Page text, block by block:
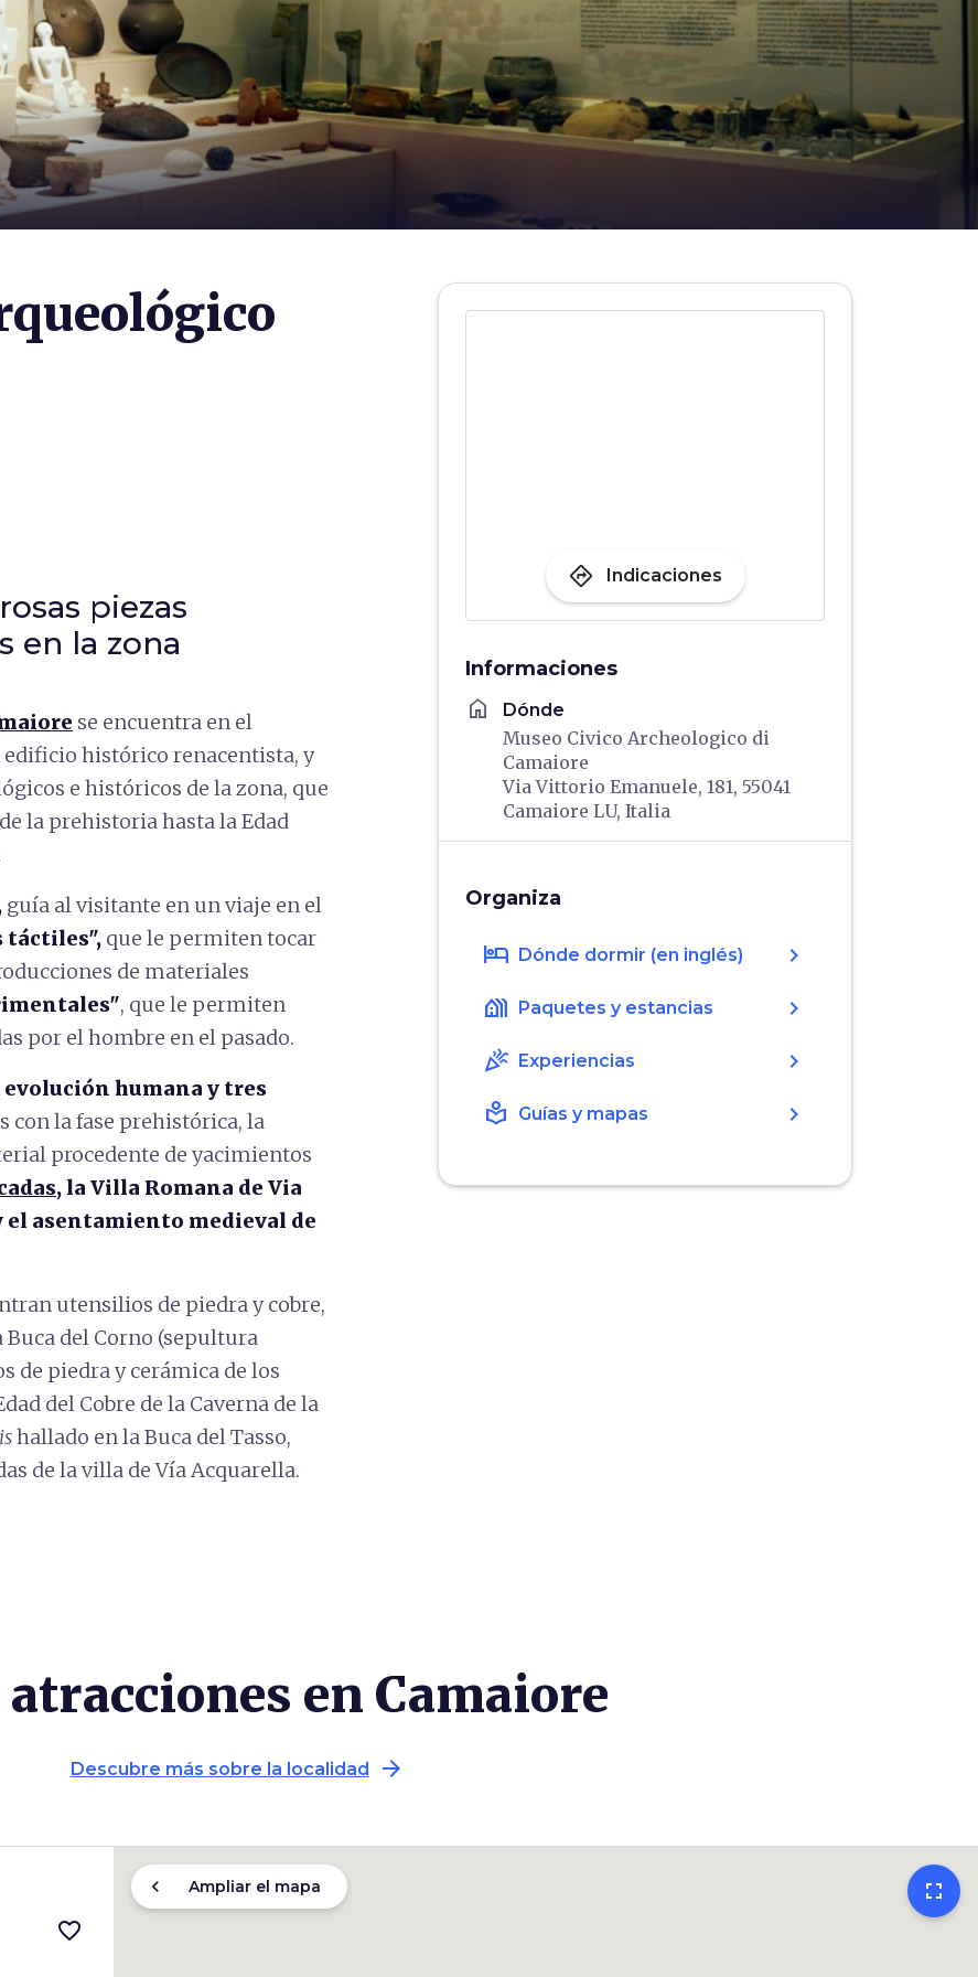
piezas
en la zona
se encuentra en el
edificio histórico renacentista, y
e históricos de la zona, que
la prehistoria hasta la Edad
guía al visitante en un viaje en el
táctiles", que le permiten tocar
de materiales
, que le permiten
por el hombre en el pasado.
evolución humana y tres
con la fase prehistórica, la
procedente de yacimientos
, la Villa Romana de Via
el asentamiento medieval de
utensilios de piedra y cobre,
del Corno (sepultura
de piedra y cerámica de los
del Cobre de la Caverna de la
hallado en la Buca del Tasso,
de la villa de Vía Acquarella.
directions Indicaciones
Informaciones
home Dónde
Museo Civico Archeologico di
Camaiore
Via Vittorio Emanuele, 181, 55041
Camaiore LU, Italia
Organiza
hotel Dónde dormir (en inglés) chevron_right
holiday_village Paquetes y estancias chevron_right
celebration Experiencias chevron_right
local_library Guías y mapas chevron_right
en Camaiore
Descubre más sobre la localidad arrow_forward
favorite_border
fullscreen
chevron_left Ampliar el mapa